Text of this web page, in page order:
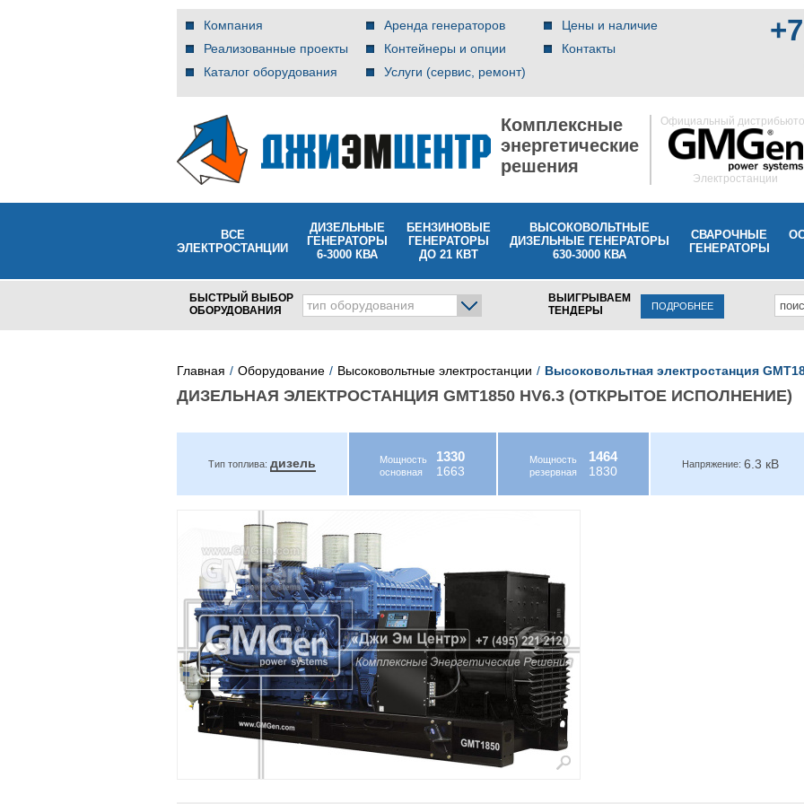
Компания
Реализованные проекты
Каталог оборудования
Аренда генераторов
Контейнеры и опции
Услуги (сервис, ремонт)
Цены и наличие
Контакты
Комплексные
энергетические
решения
Официальный
Электростанции
ВСЕ
ЭЛЕКТРОСТАНЦИИ
ДИЗЕЛЬНЫЕ
ГЕНЕРАТОРЫ
6-3000 КВА
БЕНЗИНОВЫЕ
ГЕНЕРАТОРЫ
ДО 21 КВТ
ВЫСОКОВОЛЬТНЫЕ
ДИЗЕЛЬНЫЕ ГЕНЕРАТОРЫ
630-3000 КВА
СВАРОЧНЫЕ
ГЕНЕРАТОРЫ
БЫСТРЫЙ ВЫБОР
ОБОРУДОВАНИЯ
тип оборудования
ВЫИГРЫВАЕМ
ТЕНДЕРЫ
ПОДРОБНЕЕ
Главная Оборудование Высоковольтные электростанции Высоковольтная электростанция
ДИЗЕЛЬНАЯ ЭЛЕКТРОСТАНЦИЯ GMT1850 HV6.3 (ОТКРЫТОЕ ИСПОЛНЕНИЕ)
Тип топлива: дизель
Мощность
основная
1330
1663
Мощность
резервная
1464
1830
Напряжение: 6.3 кВ